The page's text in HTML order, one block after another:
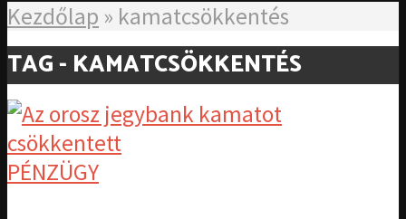
Kezdőlap » kamatcsökkentés
TAG - KAMATCSÖKKENTÉS
PÉNZÜGY